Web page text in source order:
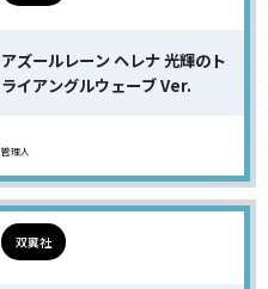
アズールレーン ヘレナ 光輝のト
ライアングルウェーブ Ver.
管理人
双翼社